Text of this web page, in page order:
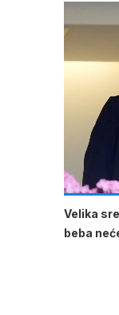
Velika
beba